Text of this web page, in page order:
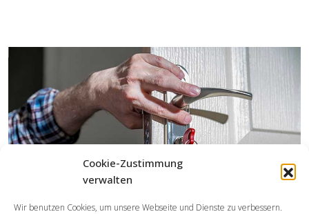
Cookie-Zustimmung
verwalten
Wir benutzen Cookies, um unsere Webseite und Dienste zu verbessern.